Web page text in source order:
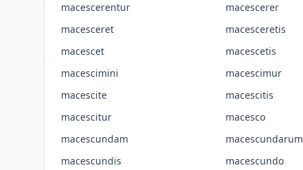
macescerentur
macescerer
macesceret
macesceretis
macescet
macescetis
macescimini
macescimur
macescite
macescitis
macescitur
macesco
macescundam
macescundarum
macescundis
macescundo